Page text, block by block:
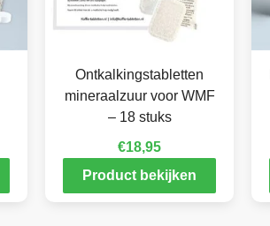
Ontkalkingstabletten
mineraalzuur voor WMF
– 18 stuks
€18,95
Product bekijken